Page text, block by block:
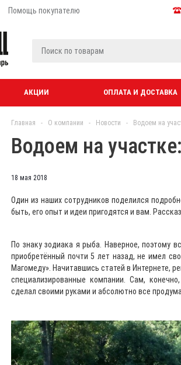
Помощь покупателю
АКЦИИ ОПЛАТА И ДОСТАВКА
Главная - О компании - Новости - Водоем на
Водоем на
18 мая 2018
Один из наших сотрудников поделился
быть, его опыт и идеи пригодятся и вам.
По знаку зодиака я рыба. Наверное, поэтому
приобретённый почти 5 лет назад, не имел
Магомеду». Начитавшись статей в Интернете,
специализированные компании. Сам,
сделал своими руками и абсолютно все